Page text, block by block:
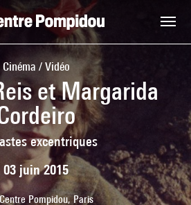
Cinéma / Vidéo
et Margarida
excentriques
03 juin 2015
Pompidou, Paris